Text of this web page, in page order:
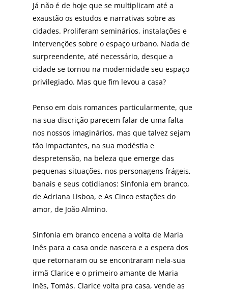
Já não é de hoje que se multiplicam até a
exaustão os estudos e narrativas sobre as
cidades. Proliferam se­minários, instalações e
intervenções sobre o espaço urbano. Nada de
surpreendente, até necessário, des­que a
cidade se tornou na modernidade seu espaço
privilegiado. Mas que fim levou a casa?
Penso em dois romances particularmente, que
na sua discrição parecem falar de uma falta
nos nossos imaginá­rios, mas que talvez sejam
tão impactantes, na sua mo­déstia e
despretensão, na beleza que emerge das
peque­nas situações, nos personagens frágeis,
banais e seus co­tidianos: Sinfonia em branco,
de Adriana Lisboa, e As Cinco estações do
amor, de João Almino.
Sinfonia em branco encena a volta de Maria
Inês para a casa onde nascera e a espera dos
que retornaram ou se encontraram nela-sua
irmã Clarice e o primeiro aman­te de Maria
Inês, Tomás. Clarice volta pra casa, vende as